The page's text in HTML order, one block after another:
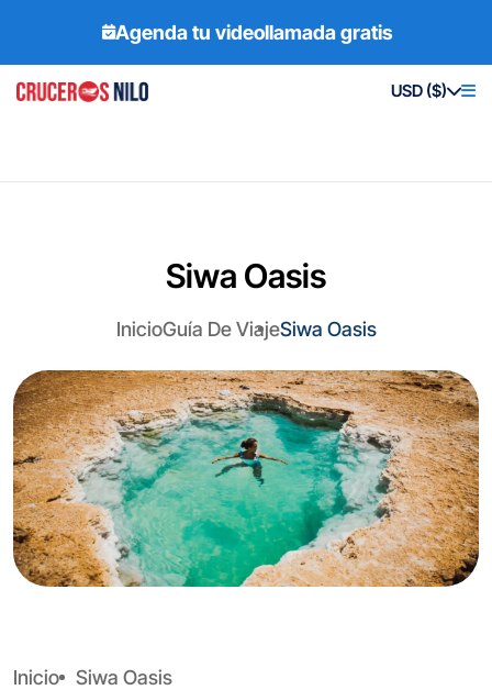
Agenda tu videollamada gratis
USD ($)
Siwa Oasis
InicioGuía De ViajeSiwa Oasis
Inicio Siwa Oasis